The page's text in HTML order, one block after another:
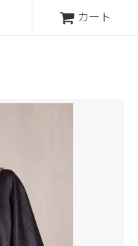
カート